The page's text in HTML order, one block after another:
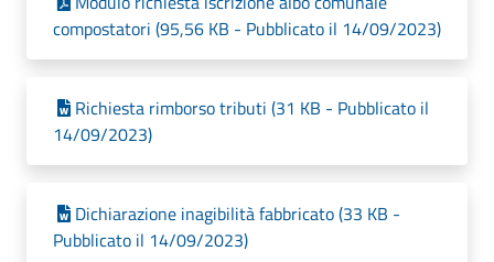
compostatori (95,56 KB - Pubblicato il 14/09/2023)
Richiesta rimborso tributi (31 KB - Pubblicato il
14/09/2023)
Dichiarazione inagibilità fabbricato (33 KB -
Pubblicato il 14/09/2023)